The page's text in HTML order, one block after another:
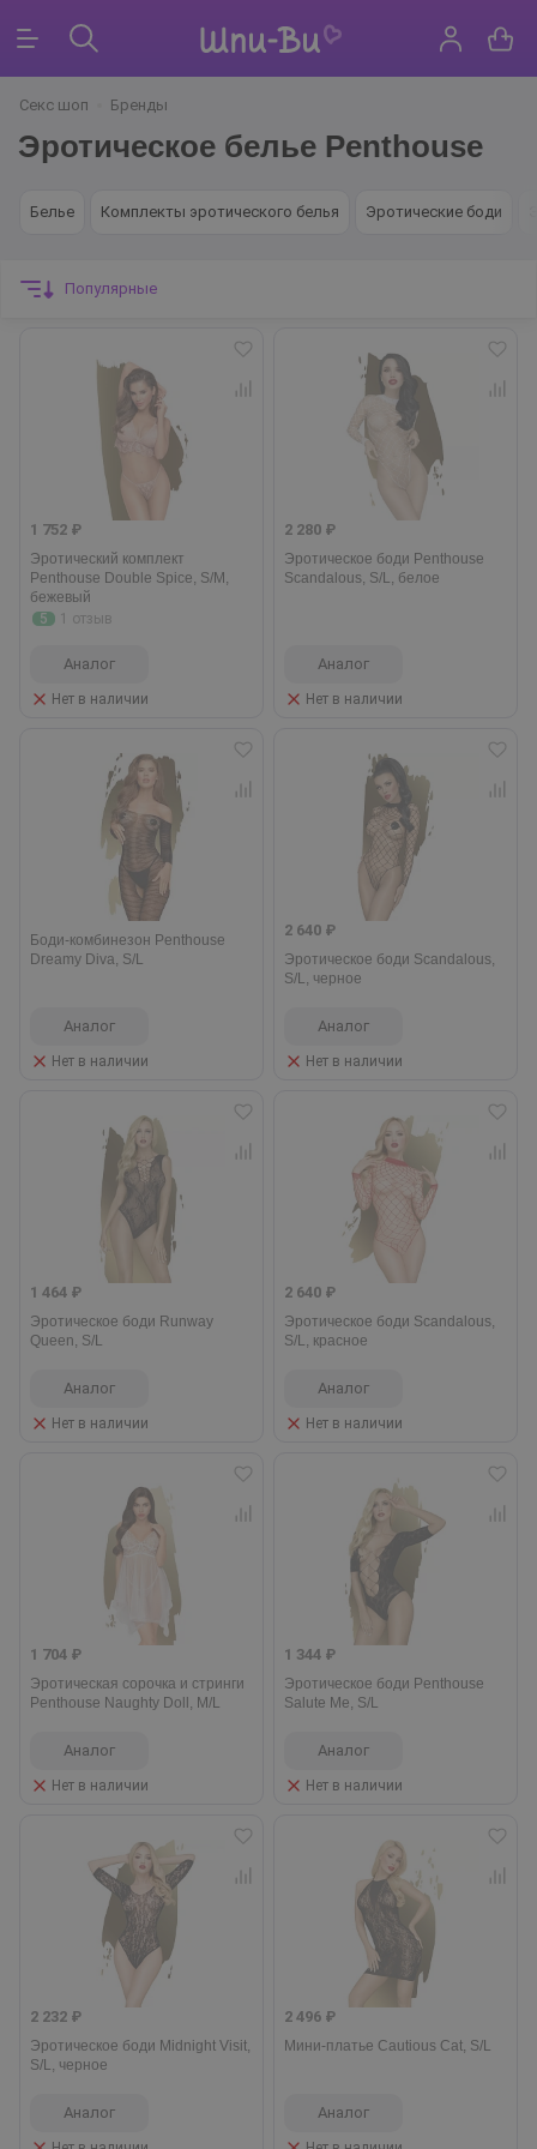
Секс шоп Бренды
Эротическое белье Penthouse
Белье Комплекты эротического белья Эротические боди
Популярные
1 752 ₽
Эротический комплект
Penthouse Double Spice, S/M,
бежевый
5
1 отзыв
Аналог
Нет в наличии
2 280 ₽
Эротическое боди Penthouse
Scandalous, S/L, белое
Аналог
Нет в наличии
Боди-комбинезон Penthouse
Dreamy Diva, S/L
Аналог
Нет в наличии
2 640 ₽
Эротическое боди Scandalous,
S/L, черное
Аналог
Нет в наличии
1 464 ₽
Эротическое боди Runway
Queen, S/L
Аналог
Нет в наличии
2 640 ₽
Эротическое боди Scandalous,
S/L, красное
Аналог
Нет в наличии
1 704 ₽
Эротическая сорочка и стринги
Penthouse Naughty Doll, M/L
Аналог
Нет в наличии
1 344 ₽
Эротическое боди Penthouse
Salute Me, S/L
Аналог
Нет в наличии
2 232 ₽
Эротическое боди Midnight Visit,
S/L, черное
Аналог
2 496 ₽
Мини-платье Cautious Cat, S/L
Аналог